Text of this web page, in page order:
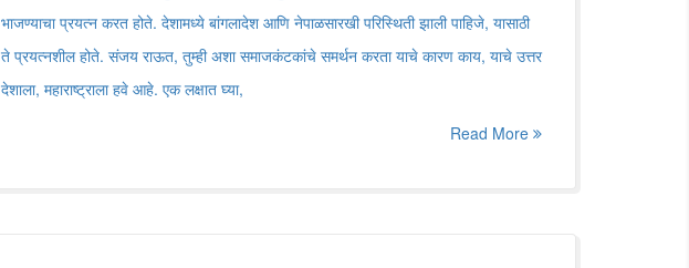
भाजण्याचा प्रयत्न करत होते. देशामध्ये बांगलादेश आणि नेपाळसारखी परिस्थिती झाली पाहिजे, यासाठी
ते प्रयत्नशील होते. संजय राऊत, तुम्ही अशा समाजकंटकांचे समर्थन करता याचे कारण काय, याचे उत्तर
देशाला, महाराष्ट्राला हवे आहे. एक लक्षात घ्या,
Read More